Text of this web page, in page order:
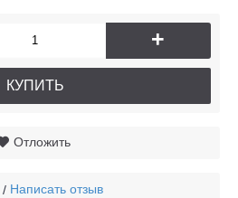
+
КУПИТЬ
Отложить
/ Написать отзыв